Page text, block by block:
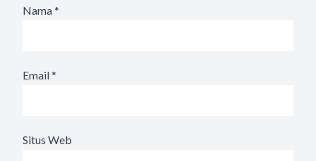
Nama*
Email*
Situs Web